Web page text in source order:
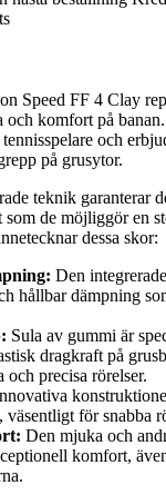
Speed FF 4 Clay
och komfort på
och
på grusytor.
teknik garanterar
de möjliggör en
dessa skor:
Den
hållbar dämpning
Sula av gummi är
dragkraft på
och precisa rörelser.
för snabba
Den mjuka och
komfort,